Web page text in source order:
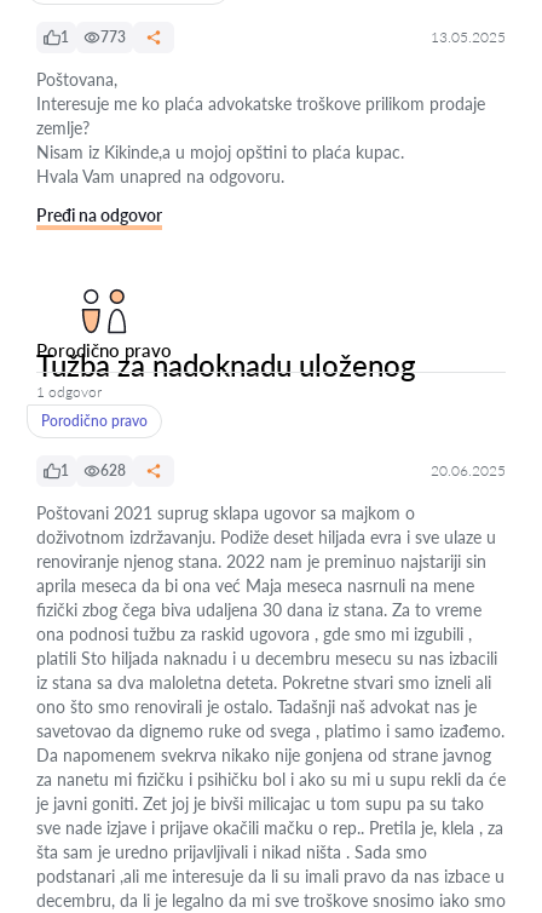
1 773 13.05.2025
Poštovana,
Interesuje me ko plaća advokatske troškove prilikom prodaje
zemlje?
Nisam iz Kikinde,a u mojoj opštini to plaća kupac.
Hvala Vam unapred na odgovoru.
Pređi na odgovor
Porodično pravo
Tužba za nadoknadu uloženog
1 odgovor
Porodično pravo
1 628 20.06.2025
Poštovani 2021 suprug sklapa ugovor sa majkom o
doživotnom izdržavanju. Podiže deset hiljada evra i sve ulaze u
renoviranje njenog stana. 2022 nam je preminuo najstariji sin
aprila meseca da bi ona već Maja meseca nasrnuli na mene
fizički zbog čega biva udaljena 30 dana iz stana. Za to vreme
ona podnosi tužbu za raskid ugovora , gde smo mi izgubili ,
platili Sto hiljada naknadu i u decembru mesecu su nas izbacili
iz stana sa dva maloletna deteta. Pokretne stvari smo izneli ali
ono što smo renovirali je ostalo. Tadašnji naš advokat nas je
savetovao da dignemo ruke od svega , platimo i samo izađemo.
Da napomenem svekrva nikako nije gonjena od strane javnog
za nanetu mi fizičku i psihičku bol i ako su mi u supu rekli da će
je javni goniti. Zet joj je bivši milicajac u tom supu pa su tako
sve nade izjave i prijave okačili mačku o rep.. Pretila je, klela , za
šta sam je uredno prijavljivali i nikad ništa . Sada smo
podstanari ,ali me interesuje da li su imali pravo da nas izbace u
decembru, da li je legalno da mi sve troškove snosimo iako smo